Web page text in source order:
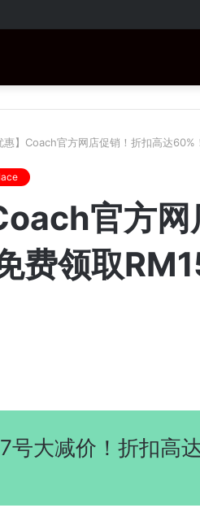
高达RM1,000！购买指定商品还有免费
惠】Coach官方网店促销！折扣高达60%
官方
费领取
号大减价！折扣高